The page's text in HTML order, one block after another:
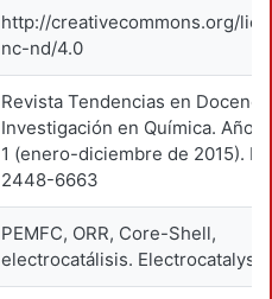
http://creativecommons.org/
nc-nd/4.0
Revista Tendencias en
Investigación en Química. Año
1 (enero-diciembre de 2015).
2448-6663
PEMFC, ORR, Core-Shell,
electrocatálisis. Electrocatalyst.